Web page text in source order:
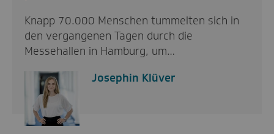
Knapp 70.000 Menschen tummelten sich in
den vergangenen Tagen durch die
Messehallen in Hamburg, um…
Josephin Klüver